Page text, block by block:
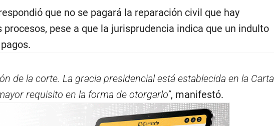
que no se pagará la reparación civil que hay
procesos, pese a que la jurisprudencia indica que un indulto
de la corte. La gracia presidencial está establecida en la Carta
requisito en la forma de otorgarlo”, manifestó.